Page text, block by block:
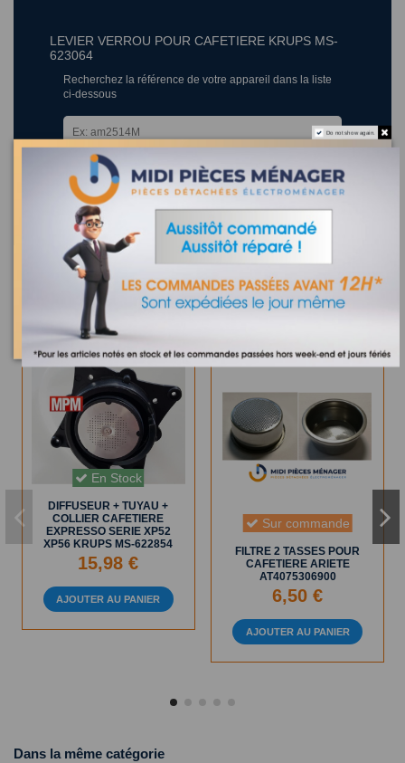
LEVIER VERROU POUR CAFETIERE KRUPS MS-
623064
Recherchez la référence de votre appareil dans la liste
ci-dessous
Où trouver la référence de mon appareil ?
27 appareils compatibles.
Les clients qui ont acheté ce produit ont également acheté :
En Stock
DIFFUSEUR + TUYAU +
COLLIER CAFETIERE
EXPRESSO SERIE XP52
XP56 KRUPS MS-622854
15,98 €
AJOUTER AU PANIER
Sur commande
FILTRE 2 TASSES POUR
CAFETIERE ARIETE
AT4075306900
6,50 €
AJOUTER AU PANIER
Dans la même catégorie
Do not show again.